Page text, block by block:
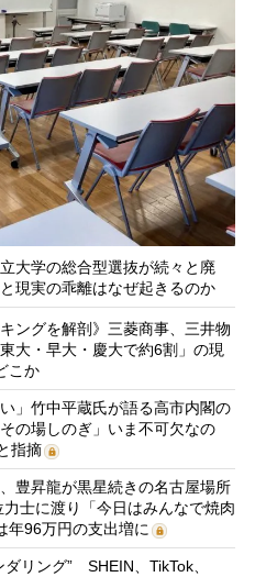
大学の総合型選抜が続々と廃
現実の乖離はなぜ起きるのか
ングを解剖》三菱商事、三井物
大・早大・慶大で約6割」の現
こか
」竹中平蔵氏が語る高市内閣の
の場しのぎ」いま不可欠なの
指摘
豊昇龍が黒星続きの名古屋場所
士に渡り「今日はみんなで焼肉
96万円の支出増に
リング” SHEIN、TikTok、